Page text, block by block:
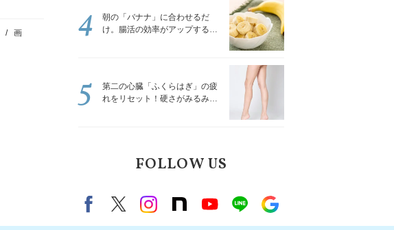
画
朝の「バナナ」に合わせるだ
け。腸活の効率がアップする食
4
第二の心臓「ふくらはぎ」の疲
れをリセット！硬さがみるみる
5
FOLLOW US
FacebookX（旧twitter）
instagram
note Youtubeline